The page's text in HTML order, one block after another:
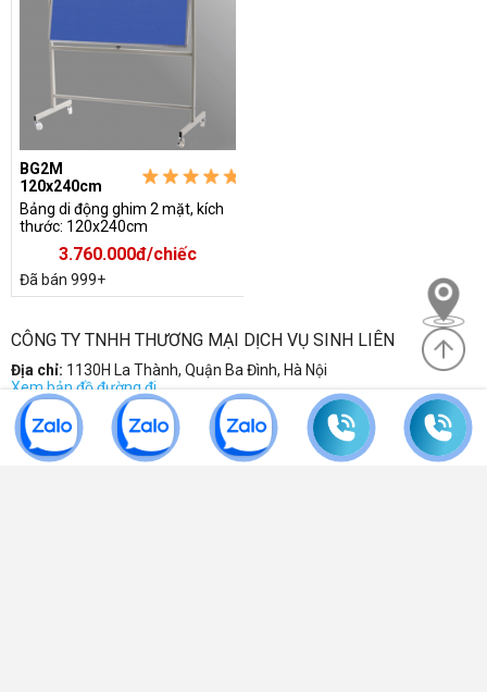
BG2M
120x240cm
Bảng di động ghim 2 mặt, kích
thước: 120x240cm
3.760.000đ/chiếc
Đã bán 999+
CÔNG TY TNHH THƯƠNG MẠI DỊCH VỤ SINH LIÊN
Địa chỉ: 1130H La Thành, Quận Ba Đình, Hà Nội
Xem bản đồ đường đi
Điện thoại:
0904 570 339 0985 635 830
043 7752 728
Email:
sinhlien@noithatsinhlien.com